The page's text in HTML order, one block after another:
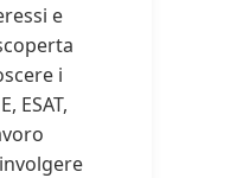
e
i
ESAT,